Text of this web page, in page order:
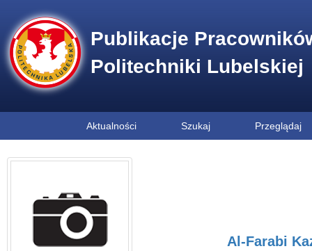
Publikacje
Politechniki Lubelskiej
Aktualności Szukaj Przeglądaj
Al-Farabi